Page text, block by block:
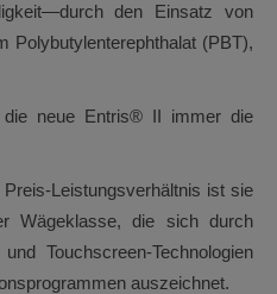
den Einsatz von
Polybutylenterephthalat (PBT),
neue Entris® II immer die
Leistungsverhältnis ist sie
Wägeklasse, die sich durch
Touchscreen-Technologien
auszeichnet.